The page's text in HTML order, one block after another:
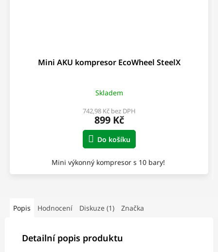
Mini AKU kompresor EcoWheel SteelX
Skladem
742,98 Kč bez DPH
899 Kč
Do košíku
Mini výkonný kompresor s 10 bary!
Popis Hodnocení Diskuze (1) Značka
Detailní popis produktu